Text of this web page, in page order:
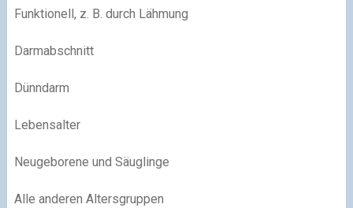
Funktionell, z. B. durch Lähmung
Darmabschnitt
Dünndarm
Lebensalter
Neugeborene und Säuglinge
Alle anderen Altersgruppen